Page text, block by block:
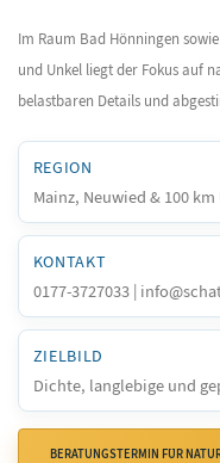
Im Raum Bad Hönningen
und Unkel liegt der Fokus auf
belastbaren Details und
REGION
Mainz, Neuwied & 100
KONTAKT
0177-3727033 |
ZIELBILD
Dichte, langlebige und
BERATUNGSTERMIN FÜR